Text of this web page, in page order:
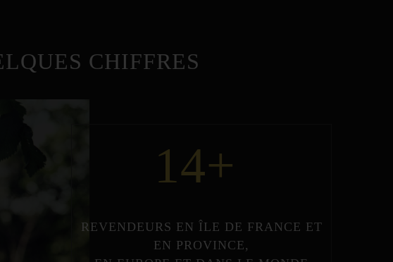
CHIFFRES
14+
REVENDEURS EN ÎLE DE FRANCE ET
EN PROVINCE,